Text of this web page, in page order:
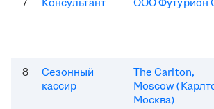
7 Консультант ООО Футурион
8
Сезонный
кассир
The Carlton,
Moscow
Москва)